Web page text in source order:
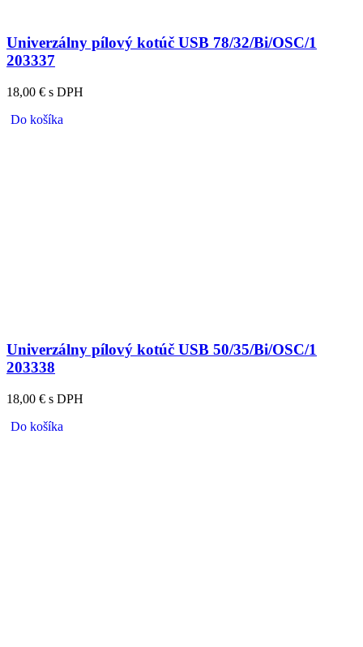
Univerzálny pílový kotúč USB 78/32/Bi/OSC/1
203337
18,00 € s DPH
Do košíka
Univerzálny pílový kotúč USB 50/35/Bi/OSC/1
203338
18,00 € s DPH
Do košíka